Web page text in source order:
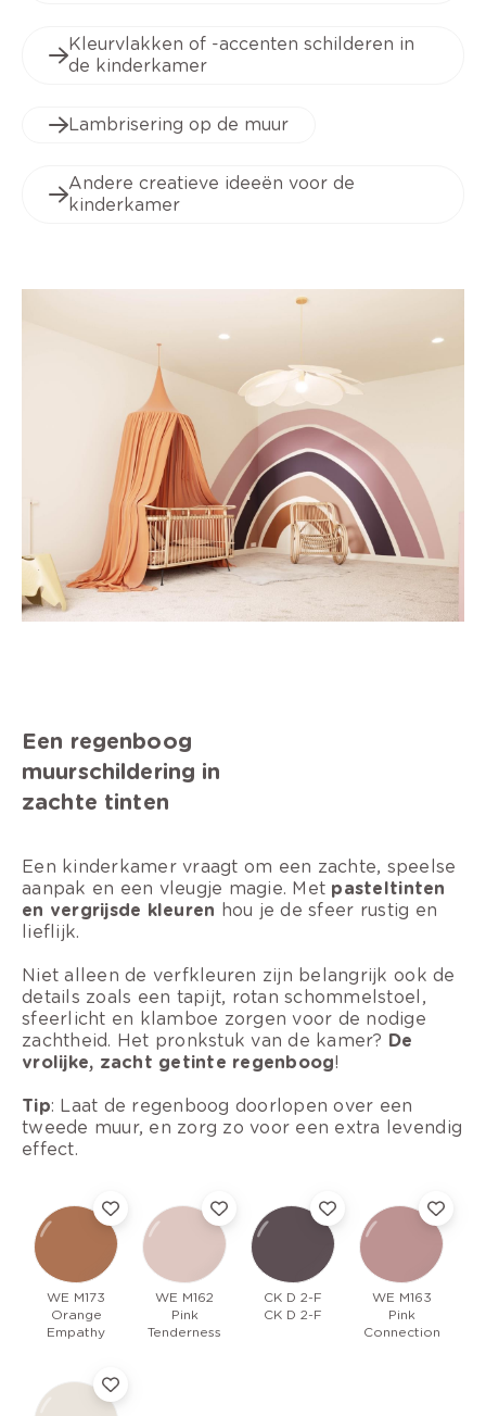
Kleurvlakken of -accenten schilderen in
de kinderkamer
Lambrisering op de muur
Andere creatieve ideeën voor de
kinderkamer
Een regenboog
muurschildering in
zachte tinten
Een kinderkamer vraagt om een zachte, speelse
aanpak en een vleugje magie. Met pasteltinten
en vergrijsde kleuren hou je de sfeer rustig en
lieflijk.
Niet alleen de verfkleuren zijn belangrijk ook de
details zoals een tapijt, rotan schommelstoel,
sfeerlicht en klamboe zorgen voor de nodige
zachtheid. Het pronkstuk van de kamer? De
vrolijke, zacht getinte regenboog!
Tip: Laat de regenboog doorlopen over een
tweede muur, en zorg zo voor een extra levendig
effect.
WE M173
Orange
Empathy
WE M162
Pink
Tenderness
CK D 2-F
CK D 2-F
WE M163
Pink
Connection